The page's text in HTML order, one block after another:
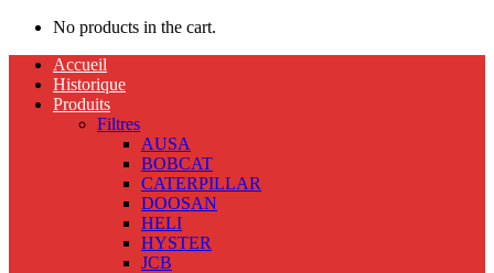
No products in the cart.
Accueil
Historique
Produits
Filtres
AUSA
BOBCAT
CATERPILLAR
DOOSAN
HELI
HYSTER
JCB